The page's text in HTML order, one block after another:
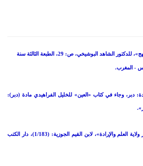
[1] «نظرات في المصطلح والمنهج»، للدكتور الشاهد البوشيخي، ص: 29، الطبعة الثالثة سنة
دبر، وجاء في كتاب «العين» للخليل الفراهيدي مادة (دبر):
[3] «مفتاح دار السعادة ومنشور ولاية العلم والإرادة»، لابن القيم الجوزية: (1/183)، دار الكتب